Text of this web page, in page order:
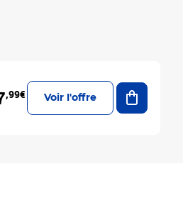
,99€ Voir l'offre
Ajouter